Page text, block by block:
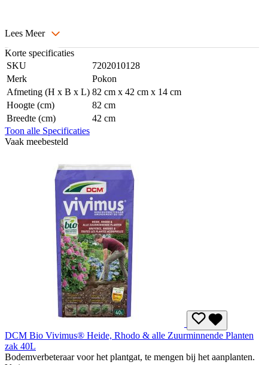
Lees Meer
Korte specificaties
SKU
7202010128
Merk
Pokon
Afmeting (H x B x L) 82 cm x 42 cm x 14 cm
Hoogte (cm)
82 cm
Breedte (cm)
42 cm
Toon alle Specificaties
Vaak meebesteld
DCM Bio Vivimus® Heide, Rhodo & alle Zuurminnende Planten
zak 40L
Bodemverbeteraar voor het plantgat, te mengen bij het aanplanten.